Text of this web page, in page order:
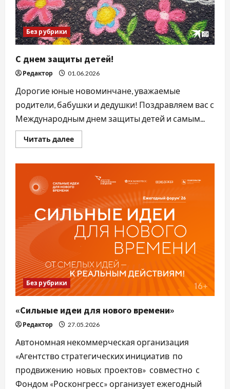
Без рубрики
С днем защиты детей!
Редактор 01.06.2026
Дорогие юные новоминчане, уважаемые
родители, бабушки и дедушки! Поздравляем вас с
Международным днем защиты детей и самым...
Читать далееПрочитать
больше
защиты
детей!
Без рубрики
«Сильные идеи для нового времени»
Редактор 27.05.2026
Автономная некоммерческая организация
«Агентство стратегических инициатив по
продвижению новых проектов» совместно с
Фондом «Росконгресс» организует ежегодный